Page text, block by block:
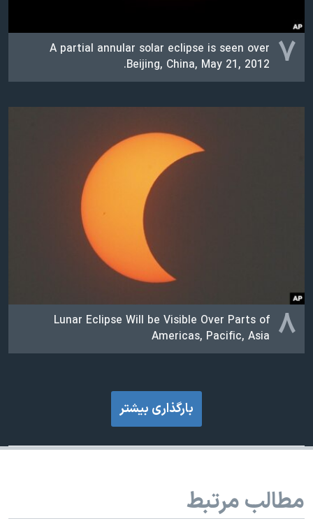
۷ A partial annular solar eclipse is seen over
Beijing, China, May 21, 2012.
۸ Lunar Eclipse Will be Visible Over Parts of
Americas, Pacific, Asia
بارگذاری بیشتر
مطالب مرتبط